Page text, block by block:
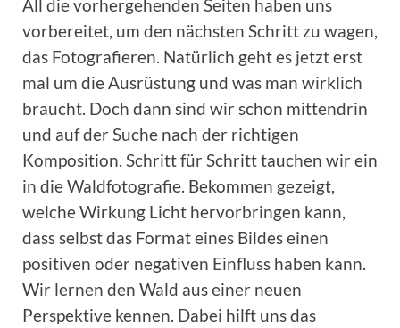
All die vorhergehenden Seiten haben uns
vorbereitet, um den nächsten Schritt zu wagen,
das Fotografieren. Natürlich geht es jetzt erst
mal um die Ausrüstung und was man wirklich
braucht. Doch dann sind wir schon mittendrin
und auf der Suche nach der richtigen
Komposition. Schritt für Schritt tauchen wir ein
in die Waldfotografie. Bekommen gezeigt,
welche Wirkung Licht hervorbringen kann,
dass selbst das Format eines Bildes einen
positiven oder negativen Einfluss haben kann.
Wir lernen den Wald aus einer neuen
Perspektive kennen. Dabei hilft uns das